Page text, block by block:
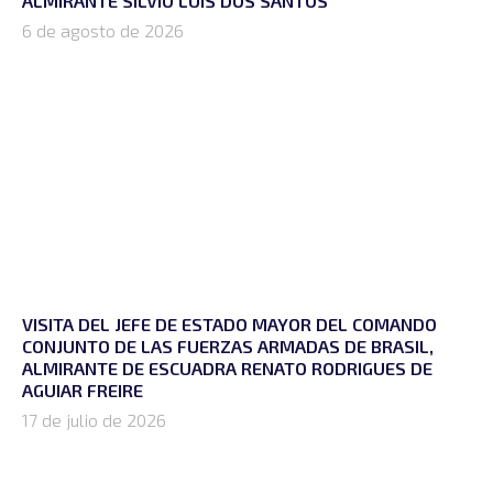
6 de agosto de 2026
VISITA DEL JEFE DE ESTADO MAYOR DEL COMANDO
CONJUNTO DE LAS FUERZAS ARMADAS DE BRASIL,
ALMIRANTE DE ESCUADRA RENATO RODRIGUES DE
AGUIAR FREIRE
17 de julio de 2026